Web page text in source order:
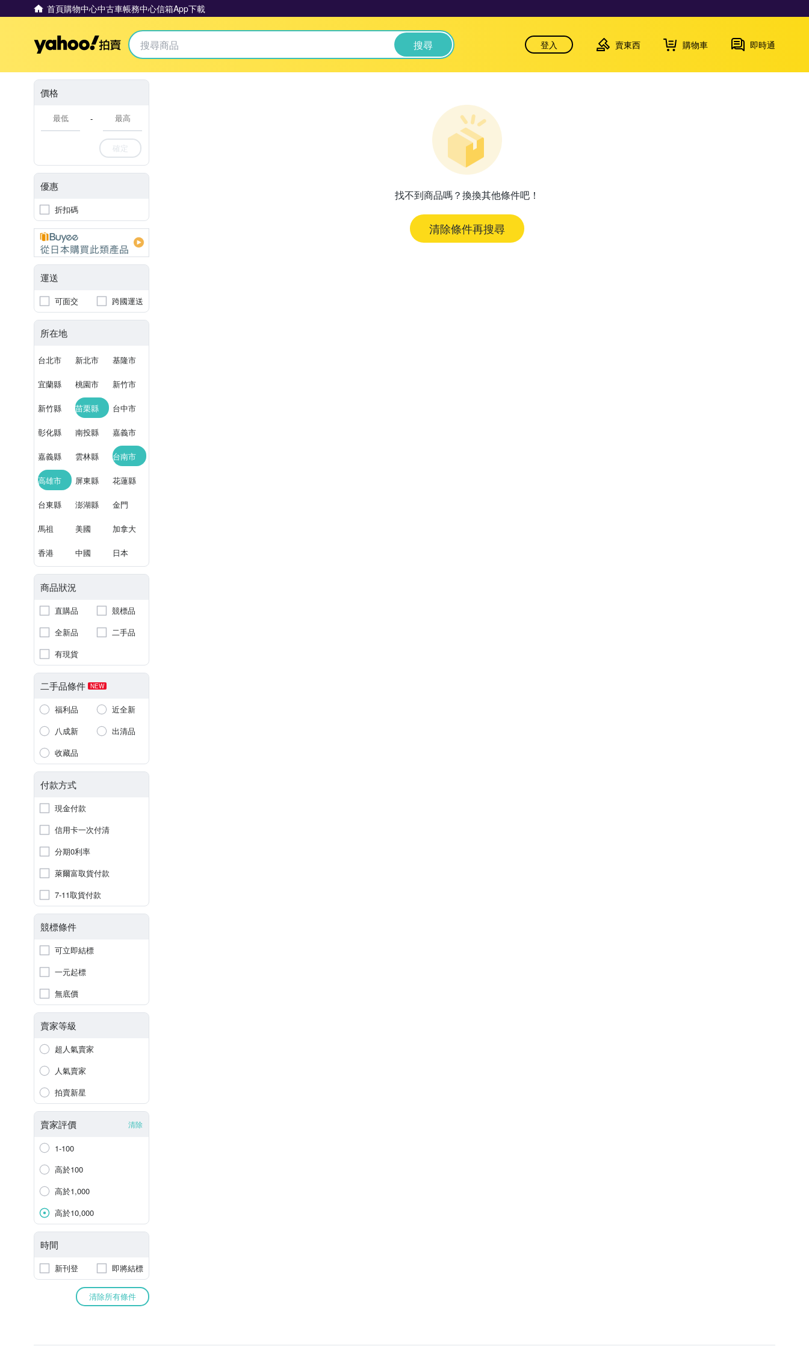
首頁購物中心中古車帳務中心信箱App下載
Yahoo拍賣 搜尋 登入 賣東西 購物車 即時通
價格
-
確定
優惠
折扣碼
運送
可面交 跨國運送
所在地
台北市 新北市 基隆市
宜蘭縣 桃園市 新竹市
新竹縣 苗栗縣 台中市
彰化縣 南投縣 嘉義市
嘉義縣 雲林縣 台南市
高雄市 屏東縣 花蓮縣
台東縣 澎湖縣 金門
馬祖 美國 加拿大
香港 中國 日本
商品狀況
直購品
競標品
全新品
二手品
有現貨
二手品條件 NEW
福利品
近全新
八成新
出清品
收藏品
付款方式
現金付款
信用卡一次付清
分期0利率
萊爾富取貨付款
7-11取貨付款
競標條件
可立即結標
一元起標
無底價
賣家等級
超人氣賣家
人氣賣家
拍賣新星
賣家評價 清除
1-100
高於100
高於1,000
高於10,000
時間
新刊登 即將結標
清除所有條件
找不到商品嗎？換換其他條件吧！
清除條件再搜尋